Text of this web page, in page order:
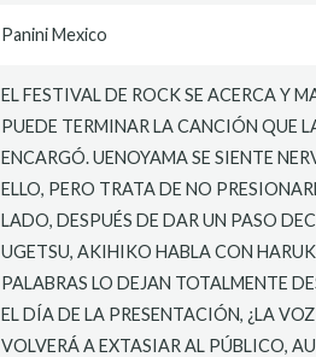
Panini Mexico
EL FESTIVAL DE ROCK SE ACERCA Y
PUEDE TERMINAR LA CANCIÓN QUE
ENCARGÓ. UENOYAMA SE SIENTE
ELLO, PERO TRATA DE NO
LADO, DESPUÉS DE DAR UN PASO
UGETSU, AKIHIKO HABLA CON
PALABRAS LO DEJAN TOTALMENTE
EL DÍA DE LA PRESENTACIÓN, ¿LA
VOLVERÁ A EXTASIAR AL PÚBLICO,